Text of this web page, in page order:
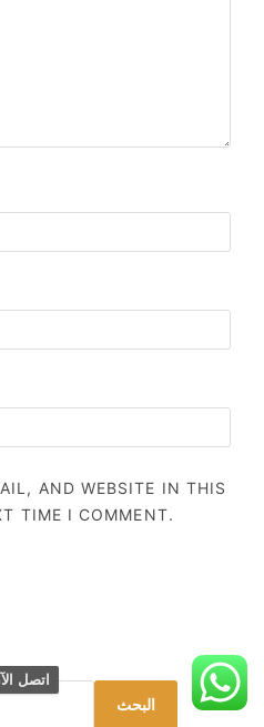
AND WEBSITE IN THIS
TIME I COMMENT.
البحث
اتصل